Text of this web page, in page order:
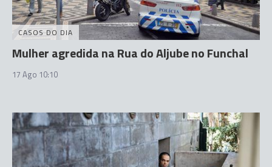
CASOS DO DIA
Mulher agredida na Rua do Aljube no Funchal
17 Ago 10:10